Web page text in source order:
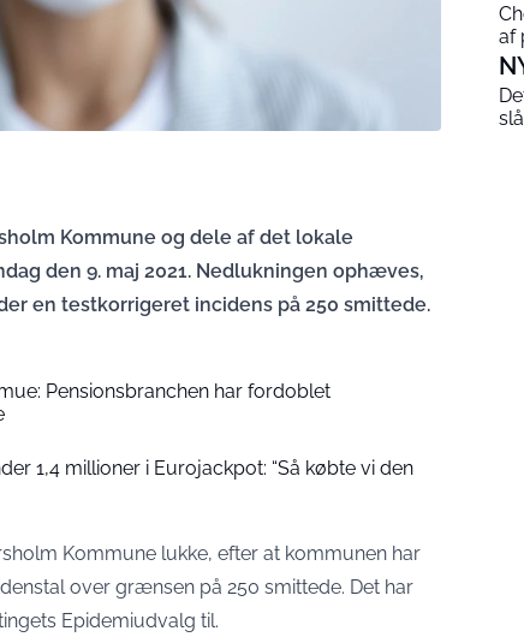
Kommune og dele af det lokale
den 9. maj 2021. Nedlukningen ophæves,
en testkorrigeret incidens på 250 smittede.
Pensionsbranchen har fordoblet
1,4 millioner i Eurojackpot: “Så købte vi den
Kommune lukke, efter at kommunen har
over grænsen på 250 smittede. Det har
Epidemiudvalg til.
af